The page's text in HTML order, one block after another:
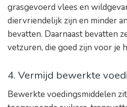
grasgevoerd vlees en
diervriendelijk zijn en minder
bevatten. Daarnaast bevatten
vetzuren, die goed zijn voor je
4. Vermijd bewerkte
Bewerkte voedingsmiddelen